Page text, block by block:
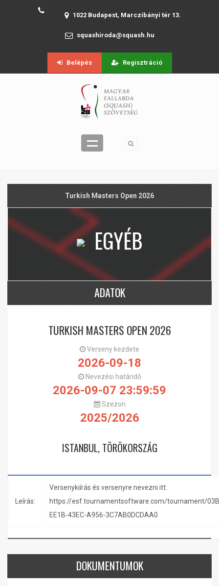
1022 Budapest, Marczibányi tér 13.
squashiroda@squash.hu
Belépés Regisztráció
Turkish Masters Open 2026
EGYÉB
ADATOK
TURKISH MASTERS OPEN 2026
Verseny kezdete
2026-09-18
Nevezési határidő
2026-09-07 23:59:59
Szezon
2025/2026
ISTANBUL, TÖRÖKORSZÁG
Leírás:
Versenykiírás és versenyre nevezni itt:
https://esf.tournamentsoftware.com/tournament/
EE1B-43EC-A956-3C7AB0DCDAA0
DOKUMENTUMOK